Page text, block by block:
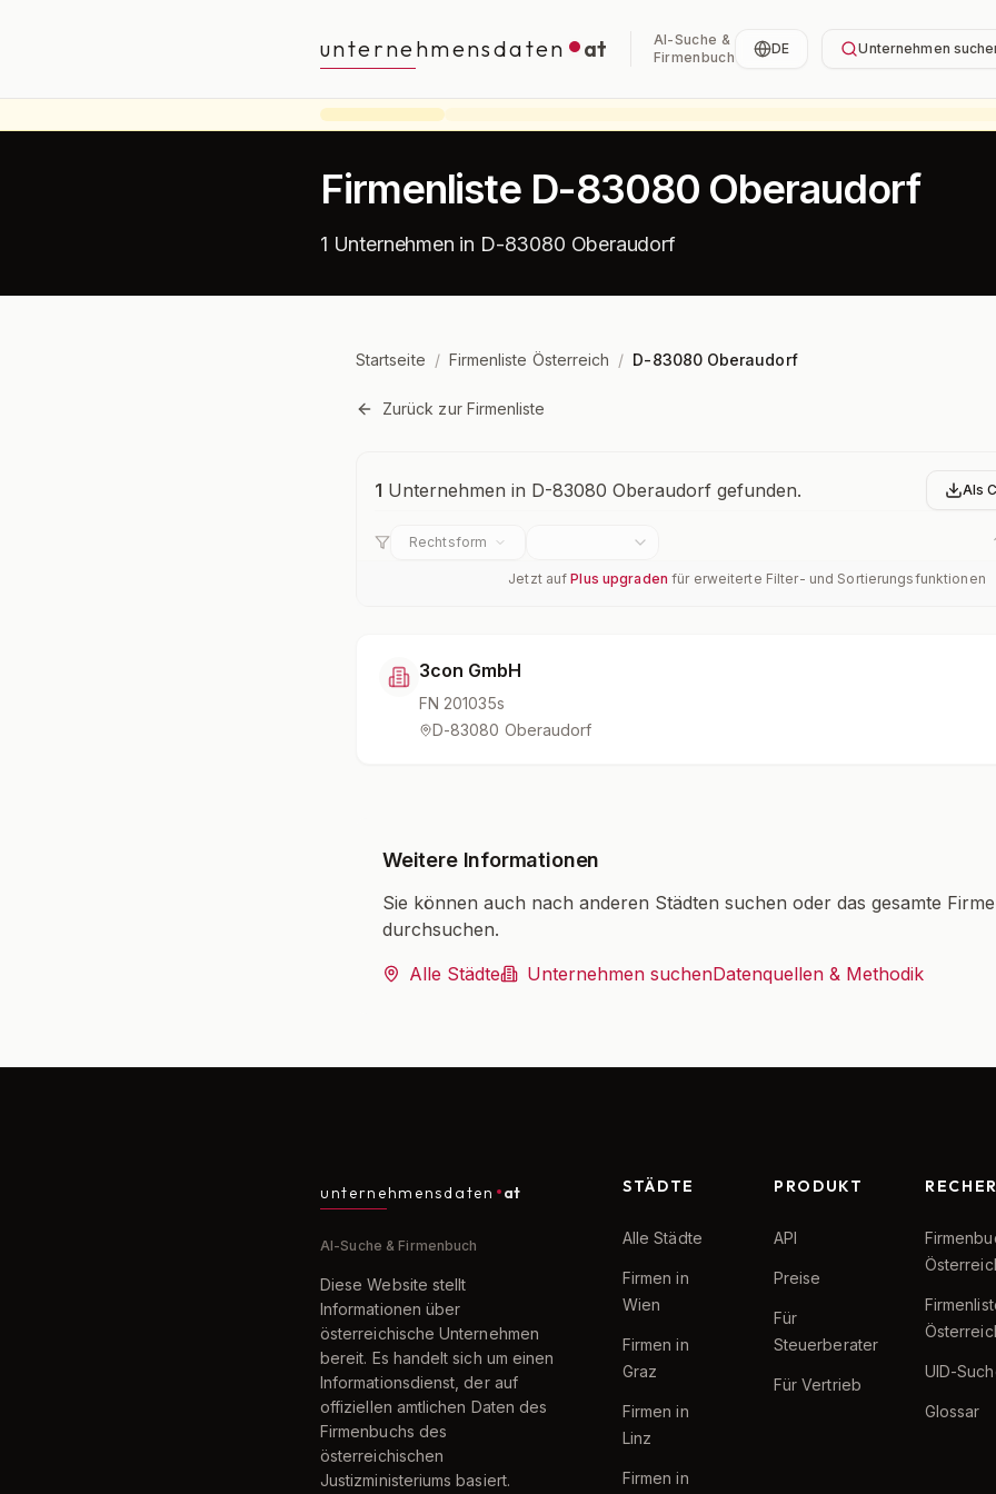
unternehmensdaten at
AI-Suche &
Firmenbuch
DE Unternehmen
Firmenliste D-83080 Oberaudorf
1 Unternehmen in D-83080 Oberaudorf
Startseite / Firmenliste Österreich / D-83080 Oberaudorf
Zurück zur Firmenliste
Unternehmensübersicht
1 Unternehmen in D-83080 Oberaudorf gefunden. Als
Rechtsform
Jetzt aufPlus upgraden für erweiterte Filter- und Sortierungsfunktionen
3con GmbH
FN 201035s
D-83080 Oberaudorf
Weitere Informationen
Sie können auch nach anderen Städten suchen oder das gesamte
durchsuchen.
Alle Städte
Unternehmen suchenDatenquellen & Methodik
unternehmensdaten at
AI-Suche & Firmenbuch
Diese Website stellt
Informationen über
österreichische Unternehmen
bereit. Es handelt sich um einen
Informationsdienst, der auf
offiziellen amtlichen Daten des
Firmenbuchs des
österreichischen
Justizministeriums basiert.
STÄDTE
Alle Städte
Firmen in
Wien
Firmen in
Graz
Firmen in
Linz
Firmen in
PRODUKT
API
Preise
Für
Steuerberater
Für Vertrieb
UID-
Glossar